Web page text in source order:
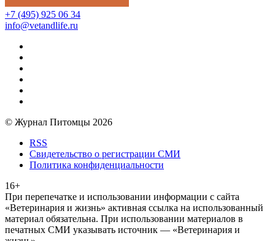
+7 (495) 925 06 34
info@vetandlife.ru
© Журнал Питомцы 2026
RSS
Свидетельство о регистрации СМИ
Политика конфиденциальности
16+
При перепечатке и использовании информации с сайта
«Ветеринария и жизнь» активная ссылка на использованный
материал обязательна. При использовании материалов в
печатных СМИ указывать источник — «Ветеринария и